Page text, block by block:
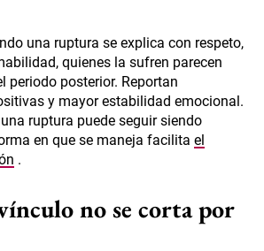
una ruptura se explica con respeto,
quienes la sufren parecen
periodo posterior. Reportan
y mayor estabilidad emocional.
ruptura puede seguir siendo
en que se maneja facilita el
.
no se corta por